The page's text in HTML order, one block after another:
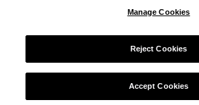
Manage Cookies
Reject Cookies
Accept Cookies